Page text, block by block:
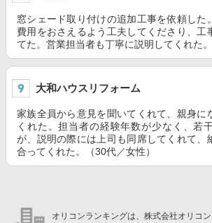
窓シェード取り付けの追加工事を依頼した
費用をおさえるよう工夫してくださり、工
てた。営業担当者も丁寧に説明してくれた
大和ハウスリフォーム
家族全員から意見を聞いてくれて、親身に
くれた。担当者の経験年数が少なく、若
が、説明の際には上司も同席してくれて、
合ってくれた。（30代／女性）
オリコンランキングは、株式会社オリコ